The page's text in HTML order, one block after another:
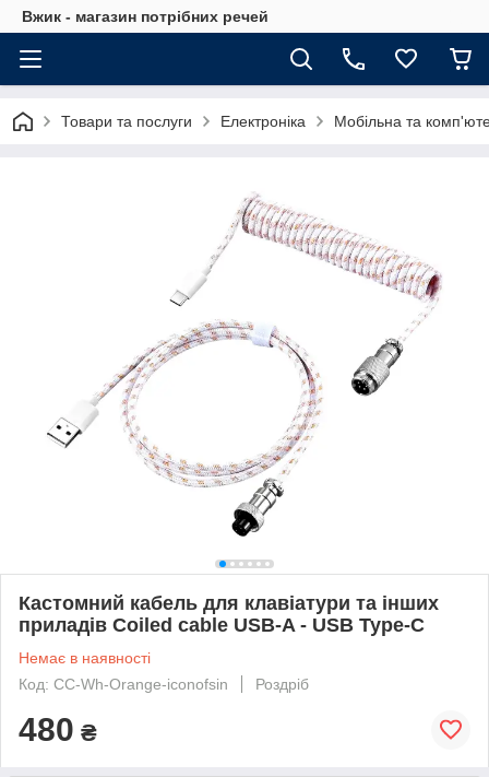
Вжик - магазин потрiбних речей
Товари та послуги Електроніка Мобільна та
Кастомний кабель для клавіатури та інших
приладів Coiled cable USB-A - USB Type-C
Немає в наявності
Код: СС-Wh-Orange-iconofsin
Роздріб
480 ₴